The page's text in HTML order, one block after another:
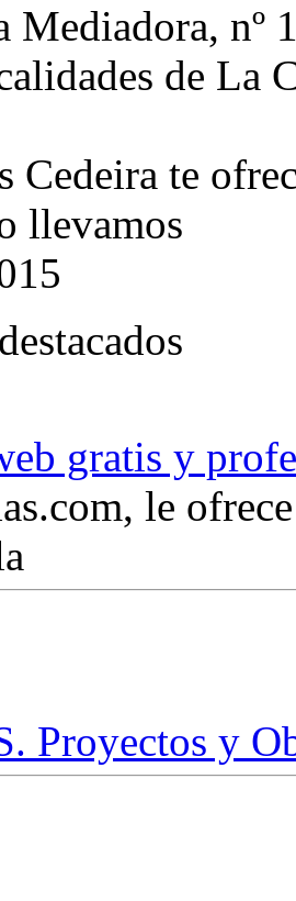
Mediadora, nº
de La
Cedeira te
llevamos
gratis y
le
Proyectos y